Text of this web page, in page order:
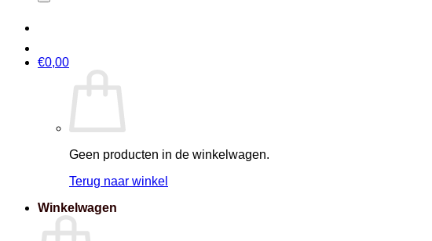
€0,00
Geen producten in de winkelwagen.
Terug naar winkel
Winkelwagen